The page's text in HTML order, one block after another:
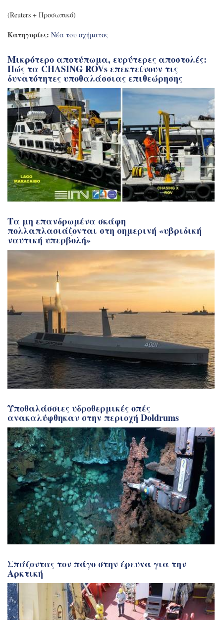
(Reuters + Προσωπικό)
Κατηγορίες: Νέα του οχήματος
Μικρότερο αποτύπωμα, ευρύτερες αποστολές:
Πώς τα CHASING ROVs επεκτείνουν τις
δυνατότητες υποθαλάσσιας επιθεώρησης
Τα μη επανδρωμένα σκάφη
πολλαπλασιάζονται στη σημερινή «υβριδική
ναυτική υπερβολή»
Υποθαλάσσιες υδροθερμικές οπές
ανακαλύφθηκαν στην περιοχή Doldrums
Σπάζοντας τον πάγο στην έρευνα για την
Αρκτική